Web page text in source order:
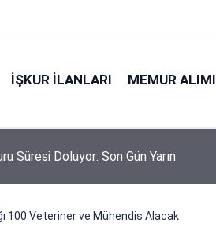
İŞKUR İLANLARI MEMUR ALIMI
Süresi Doluyor: Son Gün Yarın
100 Veteriner ve Mühendis Alacak